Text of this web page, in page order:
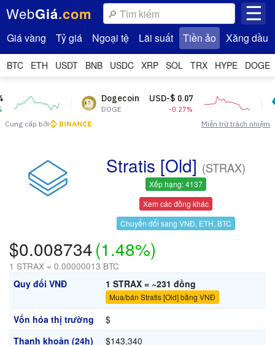
WebGiá.com ☰
Giá vàng Tỷ giá Ngoại tệ Lãi suất Tiền ảo Xăng dầu
BTC ETH USDT BNB USDC XRP SOL TRX HYPE DOGE
Dogecoin
DOGE
USD-$ 0.07
Cung cấp bởi
Miễn trừ trách nhiệm
Stratis [Old] (STRAX)
Xếp hạng: 4137
Xem các đồng khác
Chuyển đổi sang VNĐ, ETH, BTC
$0.008734(1.48%)
1 STRAX = 0.00000013 BTC
Quy đổi VNĐ
1 STRAX = ~231 đồng
Mua/bán Stratis [Old] bằng VNĐ
Vốn hóa thị trường
$
Thanh khoản (24h)
$143,340